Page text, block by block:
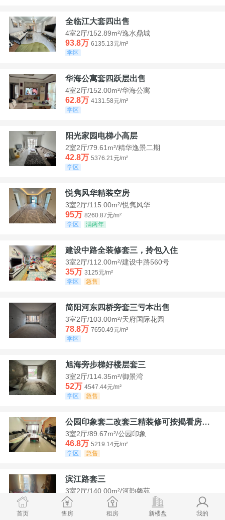
全临江大套四出售
4室2厅/152.89m²/逸水鼎城
93.8万 6135.13元/m²
学区
华海公寓套四跃层出售
4室2厅/152.00m²/华海公寓
62.8万 4131.58元/m²
学区
阳光家园电梯小高层
2室2厅/79.61m²/精华逸景二期
42.8万 5376.21元/m²
学区
悦隽风华精装空房
3室2厅/115.00m²/悦隽风华
95万 8260.87元/m²
学区
满两年
建设中路全装修套三，拎包入住
3室2厅/112.00m²/建设中路560号
35万 3125元/m²
学区
急售
简阳河东四桥旁套三亏本出售
3室2厅/103.00m²/天府国际花园
78.8万 7650.49元/m²
学区
旭海旁步梯好楼层套三
3室2厅/114.35m²/御景湾
52万 4547.44元/m²
学区
急售
公园印象套二改套三精装修可按揭看房方便
3室2厅/89.67m²/公园印象
46.8万 5219.14元/m²
学区
急售
滨江路套三
3室2厅/140.00m²/河韵馨苑
42万
3000元/m²
学区
首页 售房 租房 新楼盘 我的